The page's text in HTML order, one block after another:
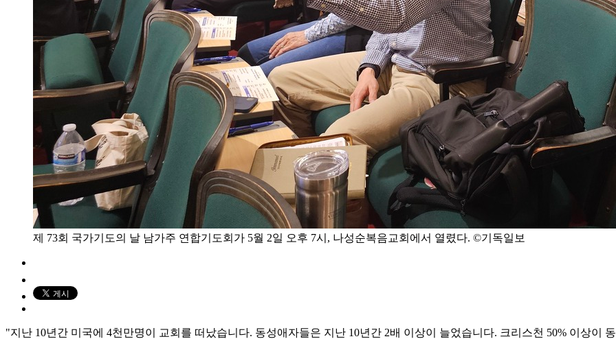
제 73회 국가기도의 날 남가주 연합기도회가 5월 2일 오후 7시, 나성순복음교회에서 열렸다. ©기독일보
"지난 10년간 미국에 4천만명이 교회를 떠났습니다. 동성애자들은 지난 10년간 2배 이상이 늘었습니다. 크리스천 50% 이상이